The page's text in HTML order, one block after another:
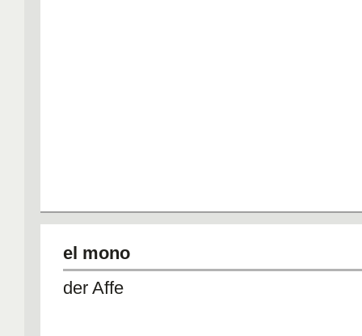
el mono
der Affe